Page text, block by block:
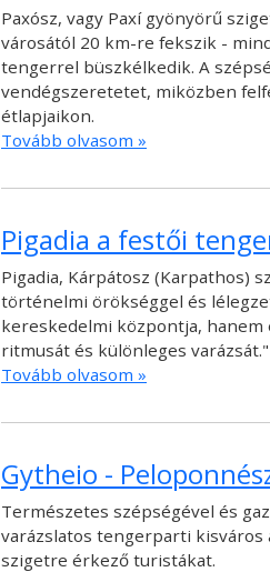
Paxósz, vagy Paxí gyönyörű
városától 20 km-re fekszik -
tengerrel büszkélkedik. A
vendégszeretetet, miközben
étlapjaikon.
Tovább olvasom »
Pigadia a festői
Pigadia, Kárpátosz (Karpathos)
történelmi örökséggel és
kereskedelmi központja, hanem
ritmusát és különleges varázsát."
Tovább olvasom »
Gytheio -
Természetes szépségével és
varázslatos tengerparti kisváros
szigetre érkező turistákat.